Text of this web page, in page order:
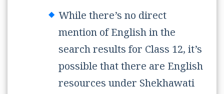
While there’s no direct
mention of English in the
search results for Class 12, it’s
possible that there are English
resources under Shekhawati